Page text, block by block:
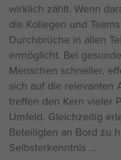
wirklich zählt. Wenn
die Kollegen und
Durchbrüche in allen
ermöglicht. Bei
Menschen schneller,
sich auf die relevanten
treffen den Kern vieler
Umfeld. Gleichzeitig
Beteiligten an Bord zu
Selbsterkenntnis